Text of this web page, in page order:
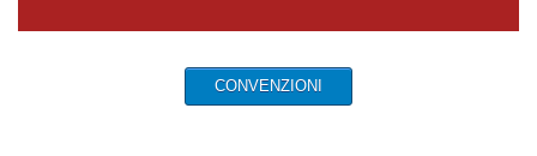
CONVENZIONI